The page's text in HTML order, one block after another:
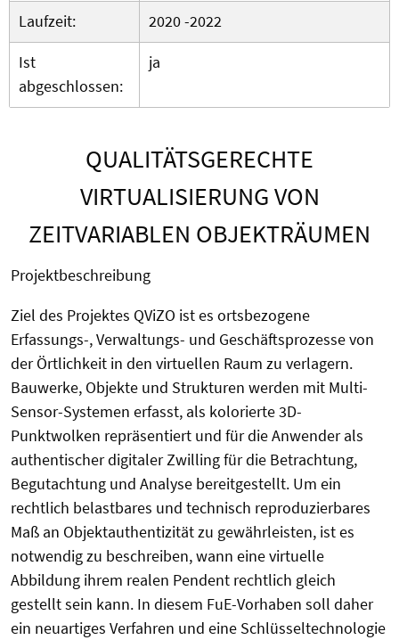
Laufzeit:
2020 -2022
Ist
abgeschlossen:
ja
QUALITÄTSGERECHTE
VIRTUALISIERUNG VON
ZEITVARIABLEN OBJEKTRÄUMEN
Projektbeschreibung
Ziel des Projektes QViZO ist es ortsbezogene
Erfassungs-, Verwaltungs- und Geschäftsprozesse von
der Örtlichkeit in den virtuellen Raum zu verlagern.
Bauwerke, Objekte und Strukturen werden mit Multi-
Sensor-Systemen erfasst, als kolorierte 3D-
Punktwolken repräsentiert und für die Anwender als
authentischer digitaler Zwilling für die Betrachtung,
Begutachtung und Analyse bereitgestellt. Um ein
rechtlich belastbares und technisch reproduzierbares
Maß an Objektauthentizität zu gewährleisten, ist es
notwendig zu beschreiben, wann eine virtuelle
Abbildung ihrem realen Pendent rechtlich gleich
gestellt sein kann. In diesem FuE-Vorhaben soll daher
ein neuartiges Verfahren und eine Schlüsseltechnologie